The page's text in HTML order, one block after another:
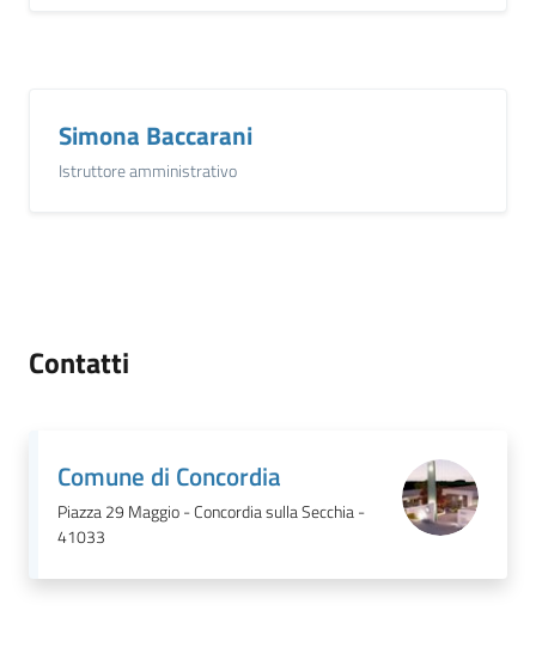
Simona Baccarani
Istruttore amministrativo
Contatti
Comune di Concordia
Piazza 29 Maggio - Concordia sulla Secchia -
41033